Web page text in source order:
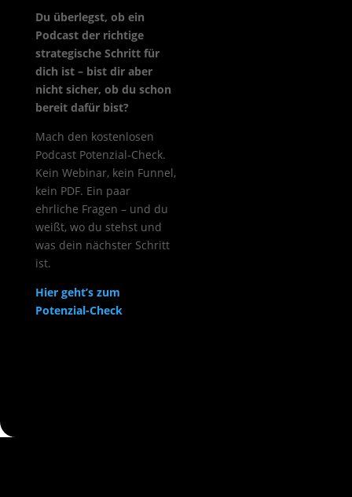
Du überlegst, ob ein
Podcast der richtige
strategische Schritt für
dich ist – bist dir aber
nicht sicher, ob du schon
bereit dafür bist?
Mach den kostenlosen
Podcast Potenzial-Check.
Kein Webinar, kein Funnel,
kein PDF. Ein paar
ehrliche Fragen – und du
weißt, wo du stehst und
was dein nächster Schritt
ist.
Hier geht’s zum
Potenzial-Check